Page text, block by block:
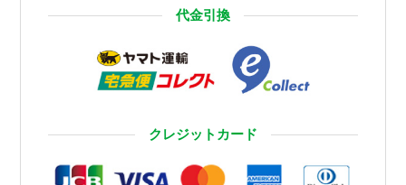
代金引換
クレジットカード